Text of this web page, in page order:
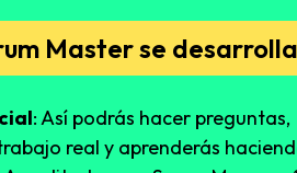
Master se
: Así podrás hacer preguntas,
real y aprenderás